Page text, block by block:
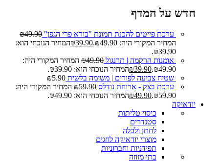
חדש על המדף
ערכת פייטים להכנת תמונת "בורא פרי הגפן" ₪49.90
המחיר המקורי היה: ₪49.90.
₪39.90
המחיר הנוכחי הוא:
₪39.90.
אומנות הרקמה | תרנגול
₪49.90
המחיר המקורי היה:
₪49.90.
₪39.90
המחיר הנוכחי הוא: ₪39.90.
שטיח צביעה לפורים | משימה בלשית
₪5.90
ערכת בצק - ארוחת נודלס
₪59.90
המחיר המקורי היה:
₪59.90.
₪49.90
המחיר הנוכחי הוא: ₪49.90.
יודאיקה
כיסוי טליתות
סטנדרים
לחתן ולכלה
מוצרי יודאיקה לחגים
תפידניות וחברוניות
בתי מזוזה